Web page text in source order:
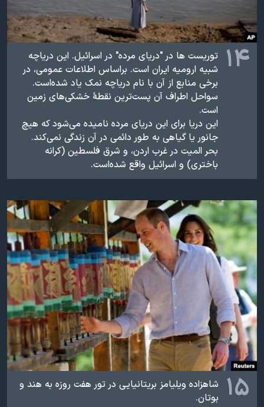
۱۴ توریست ها در "دریای مرده" در اسرائیل. این دریاچه
شبیه ارومیه ایران است. براساس اطلاعات عمومی، در
برخی منابع از آن با نام دریاچه نمک یاد شده‌است.
سواحل اطراف آن پست‌ترین نقطهٔ خشکی‌های زمین
است.
این دریا برای این دریای مرده نامیده می‌شود که هیچ
جانور یا گیاهی به طور دائمی در آن زندگی نمی‌کند.
بحر المیت در غرب اردن، و شرق فلسطین (کرانه
باختری) و اسرائیل واقع شده‌است.
۱۵
شاهزاده ویلیامز بریتانیایی در تور هفت روزه به هند و
بوتان.